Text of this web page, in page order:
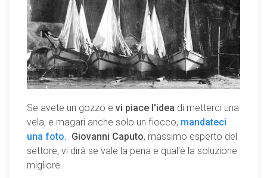
Se avete un gozzo e vi piace l'idea di metterci una
vela, e magari anche solo un fiocco, mandateci
una foto. Giovanni Caputo, massimo esperto del
settore, vi dirà se vale la pena e qual'è la soluzione
migliore.